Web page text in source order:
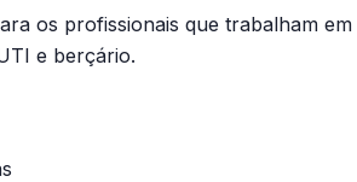
os profissionais que trabalham em
e berçário.